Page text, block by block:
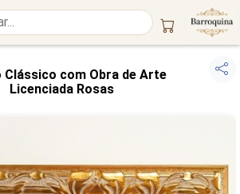
Clássico com Obra de Arte
Licenciada Rosas